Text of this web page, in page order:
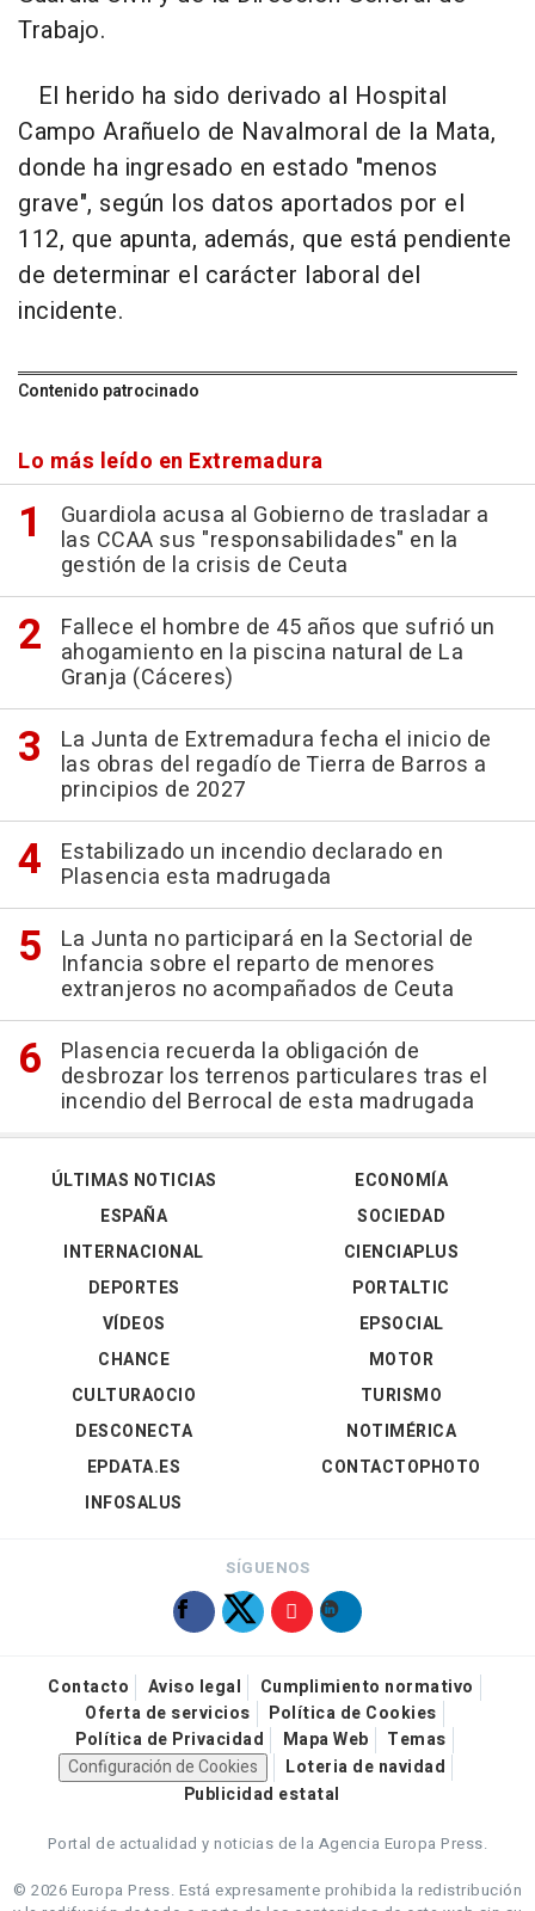
Trabajo.
El herido ha sido derivado al Hospital
Campo Arañuelo de Navalmoral de la Mata,
donde ha ingresado en estado "menos
grave", según los datos aportados por el
112, que apunta, además, que está pendiente
de determinar el carácter laboral del
incidente.
Contenido patrocinado
Lo más leído en Extremadura
Guardiola acusa al Gobierno de trasladar a
las CCAA sus "responsabilidades" en la
gestión de la crisis de Ceuta
Fallece el hombre de 45 años que sufrió un
ahogamiento en la piscina natural de La
Granja (Cáceres)
La Junta de Extremadura fecha el inicio de
las obras del regadío de Tierra de Barros a
principios de 2027
Estabilizado un incendio declarado en
Plasencia esta madrugada
La Junta no participará en la Sectorial de
Infancia sobre el reparto de menores
extranjeros no acompañados de Ceuta
Plasencia recuerda la obligación de
desbrozar los terrenos particulares tras el
incendio del Berrocal de esta madrugada
ÚLTIMAS NOTICIAS
ESPAÑA
INTERNACIONAL
DEPORTES
VÍDEOS
ECONOMÍA
SOCIEDAD
CIENCIAPLUS
PORTALTIC
EPSOCIAL
CHANCE
CULTURAOCIO
DESCONECTA
EPDATA.ES
INFOSALUS
MOTOR
TURISMO
NOTIMÉRICA
CONTACTOPHOTO
SÍGUENOS
Contacto Aviso legal
Cumplimiento normativo
Oferta de servicios
Política de Cookies
Política de Privacidad
Mapa Web
Temas
Configuración de Cookies
Loteria de navidad
Publicidad estatal
Portal de actualidad y noticias de la Agencia Europa Press.
© 2026 Europa Press. Está expresamente prohibida la redistribución